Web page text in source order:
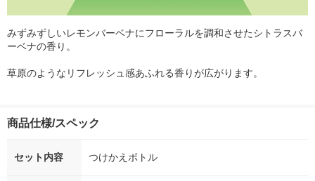
みずみずしいレモンバーベナにフローラルを調和させたシトラスバ
ーベナの香り。
草原のようなリフレッシュ感あふれる香りが広がります。
商品仕様/スペック
セット内容 つけかえボトル